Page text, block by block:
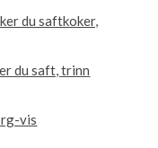
du saftkoker,
du saft, trinn
vis